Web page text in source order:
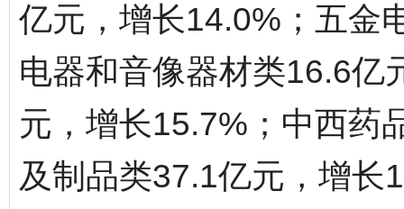
亿元，增长14.0%；五金
电器和音像器材类16.6亿
元，增长15.7%；中西药
及制品类37.1亿元，增长